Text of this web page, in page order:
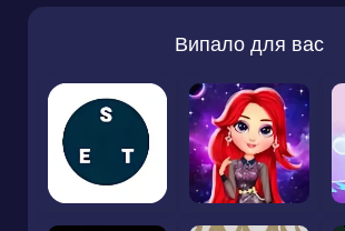
Випало для вас